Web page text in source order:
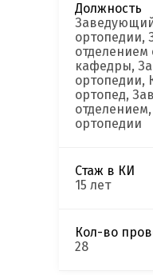
Должность
ортопедии,
отделением
кафедры,
ортопедии,
ортопед,
ортопедии
Стаж в КИ
15 лет
Кол-во
28